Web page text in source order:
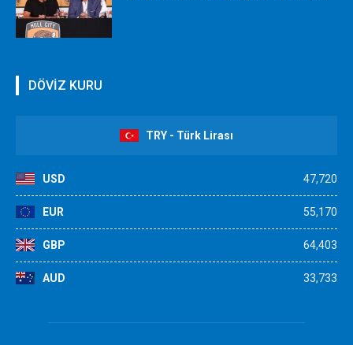
DÖVİZ KURU
TRY - Türk Lirası
USD 47,720
EUR 55,170
GBP 64,403
AUD 33,733